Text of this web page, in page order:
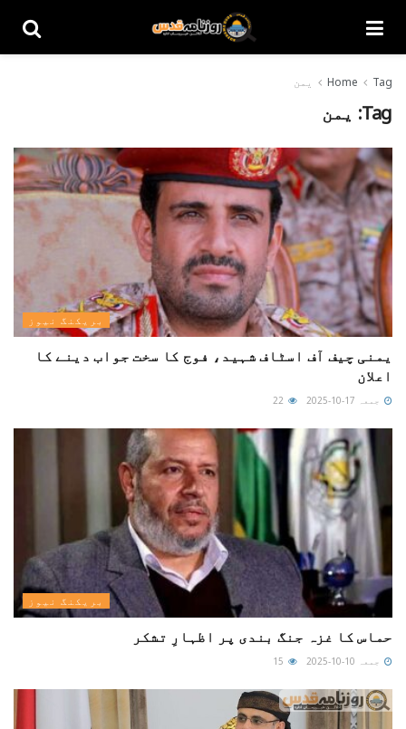
Home Tag یمن
Tag: یمن
بریکنگ نیوز
یمنی چیف آف اسٹاف شہید، فوج کا سخت جواب دینے کا
اعلان
جمعہ 17-10-2025
بریکنگ نیوز
حماس کا غزہ جنگ بندی پر اظہارِ تشکر
جمعہ 10-10-2025